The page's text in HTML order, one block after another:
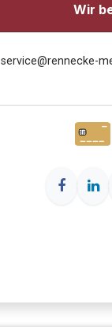
Wir
service@rennecke-